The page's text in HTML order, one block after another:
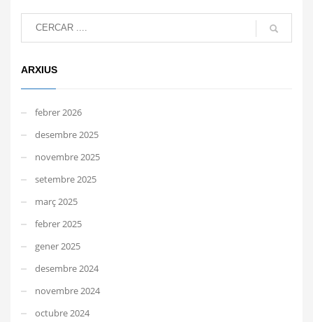
ARXIUS
febrer 2026
desembre 2025
novembre 2025
setembre 2025
març 2025
febrer 2025
gener 2025
desembre 2024
novembre 2024
octubre 2024